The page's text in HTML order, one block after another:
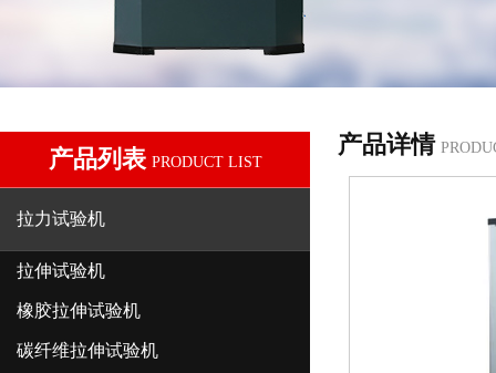
产品列表 PRODUCT LIST
拉力试验机
拉伸试验机
橡胶拉伸试验机
碳纤维拉伸试验机
产品详情